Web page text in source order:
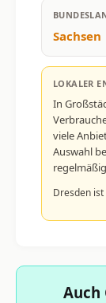
Sachsen
LOKALER
In
viele
Auswahl
Dresden
Auch